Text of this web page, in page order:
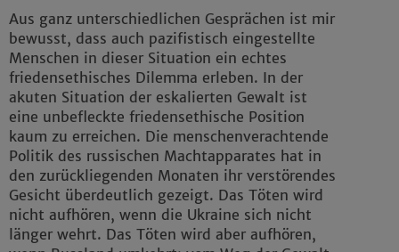
Aus ganz unterschiedlichen Gesprächen ist mir
bewusst, dass auch pazifistisch eingestellte
Menschen in dieser Situation ein echtes
friedensethisches Dilemma erleben. In der
akuten Situation der eskalierten Gewalt ist
eine unbefleckte friedensethische Position
kaum zu erreichen. Die menschenverachtende
Politik des russischen Machtapparates hat in
den zurückliegenden Monaten ihr verstörendes
Gesicht überdeutlich gezeigt. Das Töten wird
nicht aufhören, wenn die Ukraine sich nicht
länger wehrt. Das Töten wird aber aufhören,